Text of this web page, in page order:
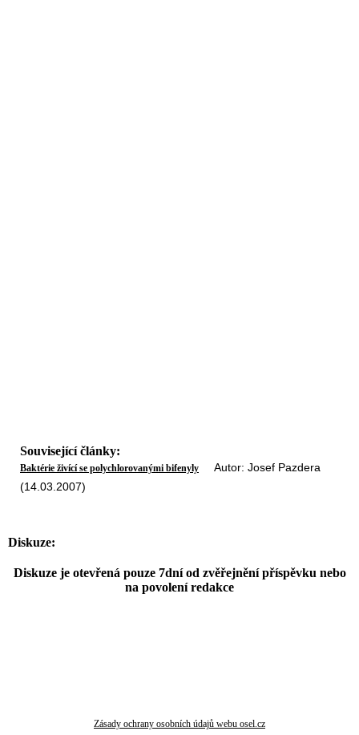
Související články:
Baktérie živící se polychlorovanými bifenyly Autor: Josef Pazdera
(14.03.2007)
Diskuze:
Diskuze je otevřená pouze 7dní od zvěřejnění příspěvku nebo
na povolení redakce
Zásady ochrany osobních údajů webu osel.cz